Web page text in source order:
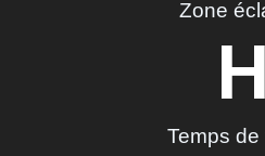
Zone
Temps de
H